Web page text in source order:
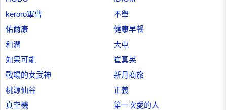
keroro軍曹
不舉
佑爾康
健康早餐
和潤
大屯
如果可能
崔真英
戰場的女武神
新月商旅
桃源仙谷
正義
真空機
第一次愛的人